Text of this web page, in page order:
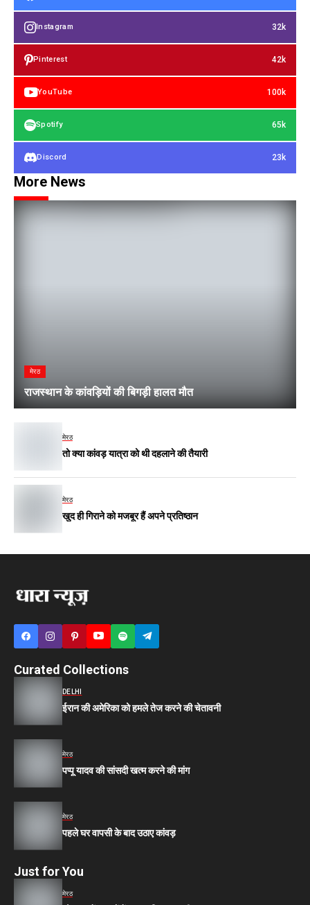
Instagram 32k
Pinterest 42k
YouTube 100k
Spotify 65k
Discord 23k
More News
मेरठ
राजस्थान के कांवड़ियों की बिगड़ी हालत मौत
मेरठ
तो क्या कांवड़ यात्रा को थी दहलाने की तैयारी
मेरठ
खुद ही गिराने को मजबूर हैं अपने प्रतिष्ठान
Curated Collections
DELHI
ईरान की अमेरिका को हमले तेज करने की चेतावनी
मेरठ
पप्पू यादव की सांसदी खत्म करने की मांग
मेरठ
पहले घर वापसी के बाद उठाए कांवड़
Just for You
मेरठ